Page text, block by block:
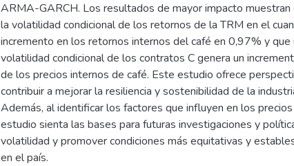
ARMA-GARCH. Los resultados de mayor impacto muestran
la volatilidad condicional de los retornos de la TRM en el
incremento en los retornos internos del café en 0,97% y que
volatilidad condicional de los contratos C genera un
de los precios internos de café. Este estudio ofrece
contribuir a mejorar la resiliencia y sostenibilidad de la
Además, al identificar los factores que influyen en los
estudio sienta las bases para futuras investigaciones y
volatilidad y promover condiciones más equitativas y
en el país.